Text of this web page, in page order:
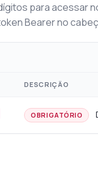
para acessar
Bearer no
DESCRIÇÃO
OBRIGATÓRIO